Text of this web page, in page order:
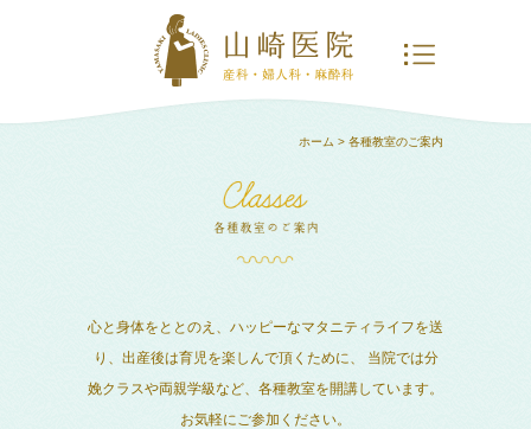
ホーム > 各種教室のご案内
心と身体をととのえ、ハッピーなマタニティライフを送
り、出産後は育児を楽しんで頂くために、
当院では分
娩クラスや両親学級など、各種教室を開講しています。
お気軽にご参加ください。